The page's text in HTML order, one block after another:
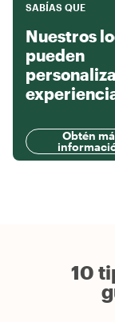
SABÍAS QUE
Nuestros
pueden
Obtén
10